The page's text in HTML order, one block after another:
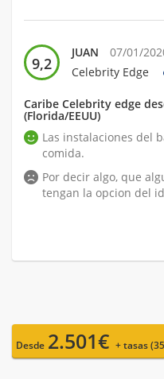
9,2
JUAN
07/01/
Celebrity Edge
Caribe Celebrity edge
(Florida/EEUU)
Las instalaciones del
comida.
Por decir algo, que
tengan la opcion del
Desde 2.501€ + tasas